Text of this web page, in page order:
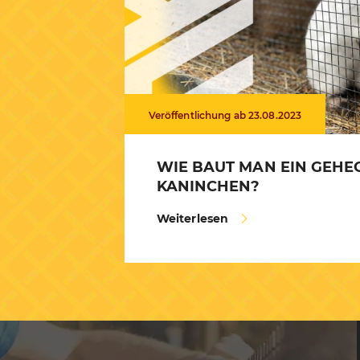
Veröffentlichung ab 23.08.2023
WIE BAUT MAN EIN
KANINCHEN?
Weiterlesen